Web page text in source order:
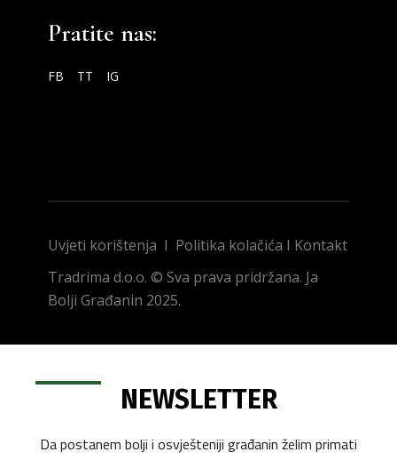
Pratite nas:
FB TT IG
Uvjeti korištenja I Politika kolačića I Kontakt
Tradrima d.o.o. © Sva prava pridržana. Ja
Bolji Građanin 2025.
NEWSLETTER
Da postanem bolji i osvješteniji građanin želim primati